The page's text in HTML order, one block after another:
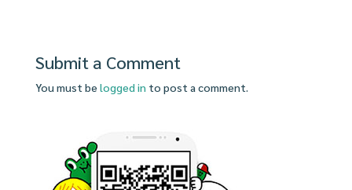
Submit a Comment
You must be logged in to post a comment.